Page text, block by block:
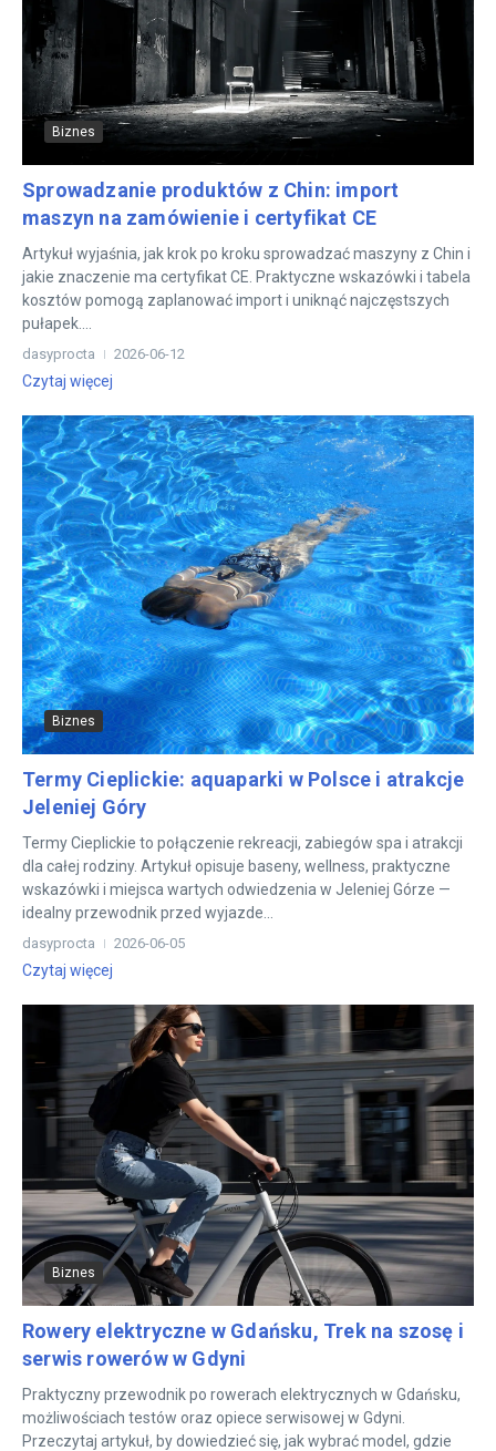
Biznes
Sprowadzanie produktów z Chin: import
maszyn na zamówienie i certyfikat CE
Artykuł wyjaśnia, jak krok po kroku sprowadzać maszyny z Chin i
jakie znaczenie ma certyfikat CE. Praktyczne wskazówki i tabela
kosztów pomogą zaplanować import i uniknąć najczęstszych
pułapek....
dasyprocta 2026-06-12
Czytaj więcej
Biznes
Termy Cieplickie: aquaparki w Polsce i atrakcje
Jeleniej Góry
Termy Cieplickie to połączenie rekreacji, zabiegów spa i atrakcji
dla całej rodziny. Artykuł opisuje baseny, wellness, praktyczne
wskazówki i miejsca wartych odwiedzenia w Jeleniej Górze —
idealny przewodnik przed wyjazde...
dasyprocta 2026-06-05
Czytaj więcej
Biznes
Rowery elektryczne w Gdańsku, Trek na szosę i
serwis rowerów w Gdyni
Praktyczny przewodnik po rowerach elektrycznych w Gdańsku,
możliwościach testów oraz opiece serwisowej w Gdyni.
Przeczytaj artykuł, by dowiedzieć się, jak wybrać model, gdzie